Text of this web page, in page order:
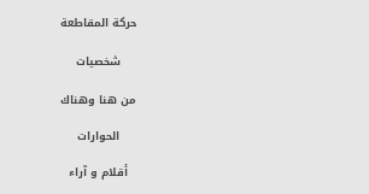
حركة المقاطعة
شخصيات
من هنا وهناك
الحوارات
أقلام و آراء